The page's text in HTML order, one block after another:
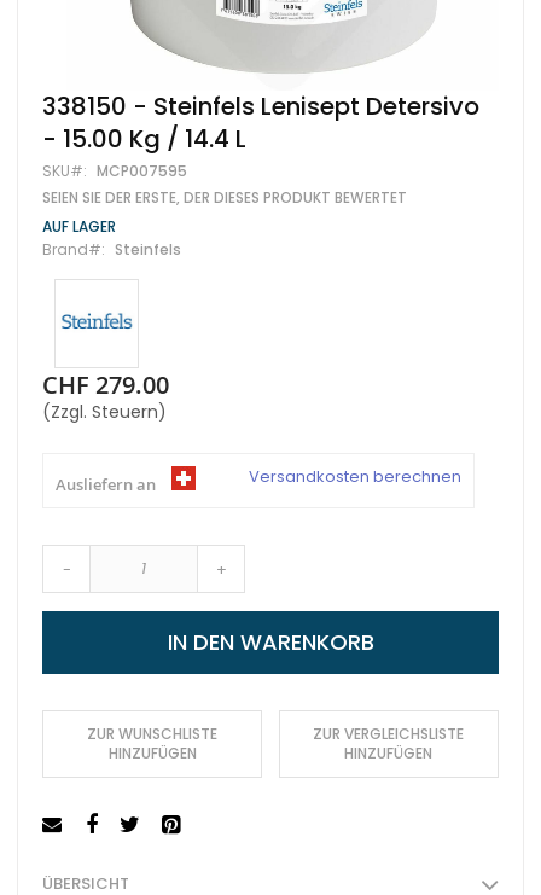
Zum
Anfang
der
Bildgalerie
springen
338150 - Steinfels Lenisept Detersivo
- 15.00 Kg / 14.4 L
SKU MCP007595
SEIEN SIE DER ERSTE, DER DIESES PRODUKT BEWERTET
AUF LAGER
Brand
Steinfels
CHF 279.00
(Zzgl. Steuern)
Ausliefern an Versandkosten berechnen
- +
IN DEN WARENKORB
ZUR WUNSCHLISTE
HINZUFÜGEN
ZUR VERGLEICHSLISTE
HINZUFÜGEN
ÜBERSICHT